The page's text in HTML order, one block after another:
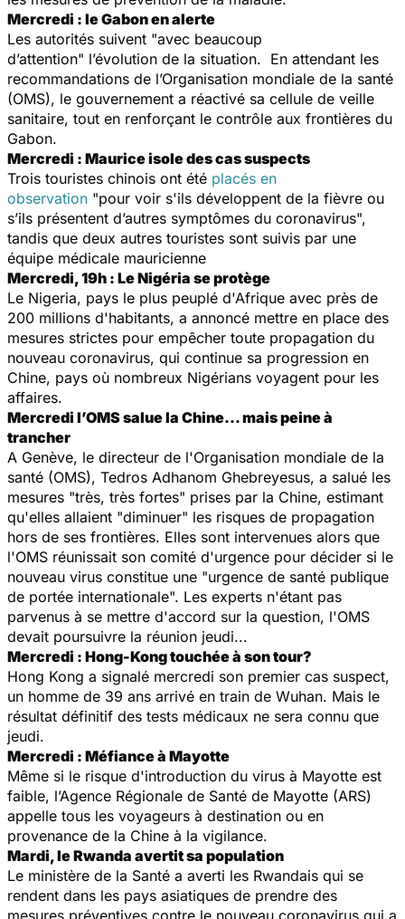
Mercredi : le Gabon en alerte
Les autorités suivent "avec beaucoup
d’attention" l’évolution de la situation. En attendant les
recommandations de l’Organisation mondiale de la santé
(OMS), le gouvernement a réactivé sa cellule de veille
sanitaire, tout en renforçant le contrôle aux frontières du
Gabon.
Mercredi : Maurice isole des cas suspects
Trois touristes chinois ont été placés en
observation "pour voir s'ils développent de la fièvre ou
s’ils présentent d’autres symptômes du coronavirus",
tandis que deux autres touristes sont suivis par une
équipe médicale mauricienne
Mercredi, 19h : Le Nigéria se protège
Le Nigeria, pays le plus peuplé d'Afrique avec près de
200 millions d'habitants, a annoncé mettre en place des
mesures strictes pour empêcher toute propagation du
nouveau coronavirus, qui continue sa progression en
Chine, pays où nombreux Nigérians voyagent pour les
affaires.
Mercredi l’OMS salue la Chine... mais peine à
trancher
A Genève, le directeur de l'Organisation mondiale de la
santé (OMS), Tedros Adhanom Ghebreyesus, a salué les
mesures "très, très fortes" prises par la Chine, estimant
qu'elles allaient "diminuer" les risques de propagation
hors de ses frontières. Elles sont intervenues alors que
l'OMS réunissait son comité d'urgence pour décider si le
nouveau virus constitue une "urgence de santé publique
de portée internationale". Les experts n'étant pas
parvenus à se mettre d'accord sur la question, l'OMS
devait poursuivre la réunion jeudi...
Mercredi : Hong-Kong touchée à son tour?
Hong Kong a signalé mercredi son premier cas suspect,
un homme de 39 ans arrivé en train de Wuhan. Mais le
résultat définitif des tests médicaux ne sera connu que
jeudi.
Mercredi : Méfiance à Mayotte
Même si le risque d'introduction du virus à Mayotte est
faible, l’Agence Régionale de Santé de Mayotte (ARS)
appelle tous les voyageurs à destination ou en
provenance de la Chine à la vigilance.
Mardi, le Rwanda avertit sa population
Le ministère de la Santé a averti les Rwandais qui se
rendent dans les pays asiatiques de prendre des
mesures préventives contre le nouveau coronavirus qui a